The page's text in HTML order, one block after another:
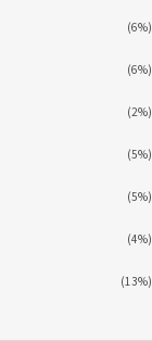
(6%)
(6%)
(2%)
(5%)
(5%)
(4%)
(13%)